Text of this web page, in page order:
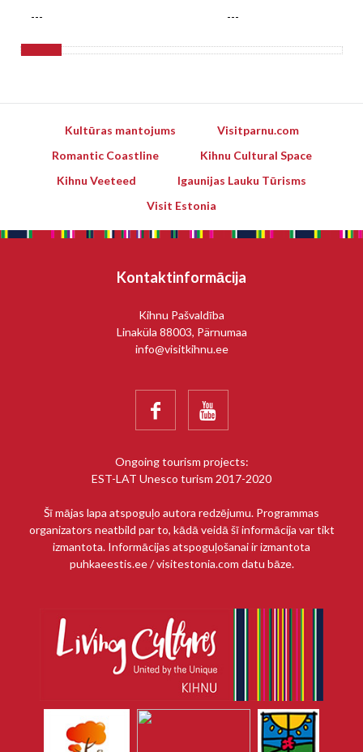
--- ---
Kultūras mantojums
Visitparnu.com
Romantic Coastline
Kihnu Cultural Space
Kihnu Veeteed
Igaunijas Lauku Tūrisms
Visit Estonia
Kontaktinformācija
Kihnu Pašvaldība
Linaküla 88003, Pärnumaa
info@visitkihnu.ee
 
Ongoing tourism projects:
EST-LAT Unesco turism 2017-2020
Šī mājas lapa atspoguļo autora redzējumu. Programmas
organizators neatbild par to, kādā veidā šī informācija var tikt
izmantota. Informācijas atspoguļošanai ir izmantota
puhkaeestis.ee / visitestonia.com datu bāze.